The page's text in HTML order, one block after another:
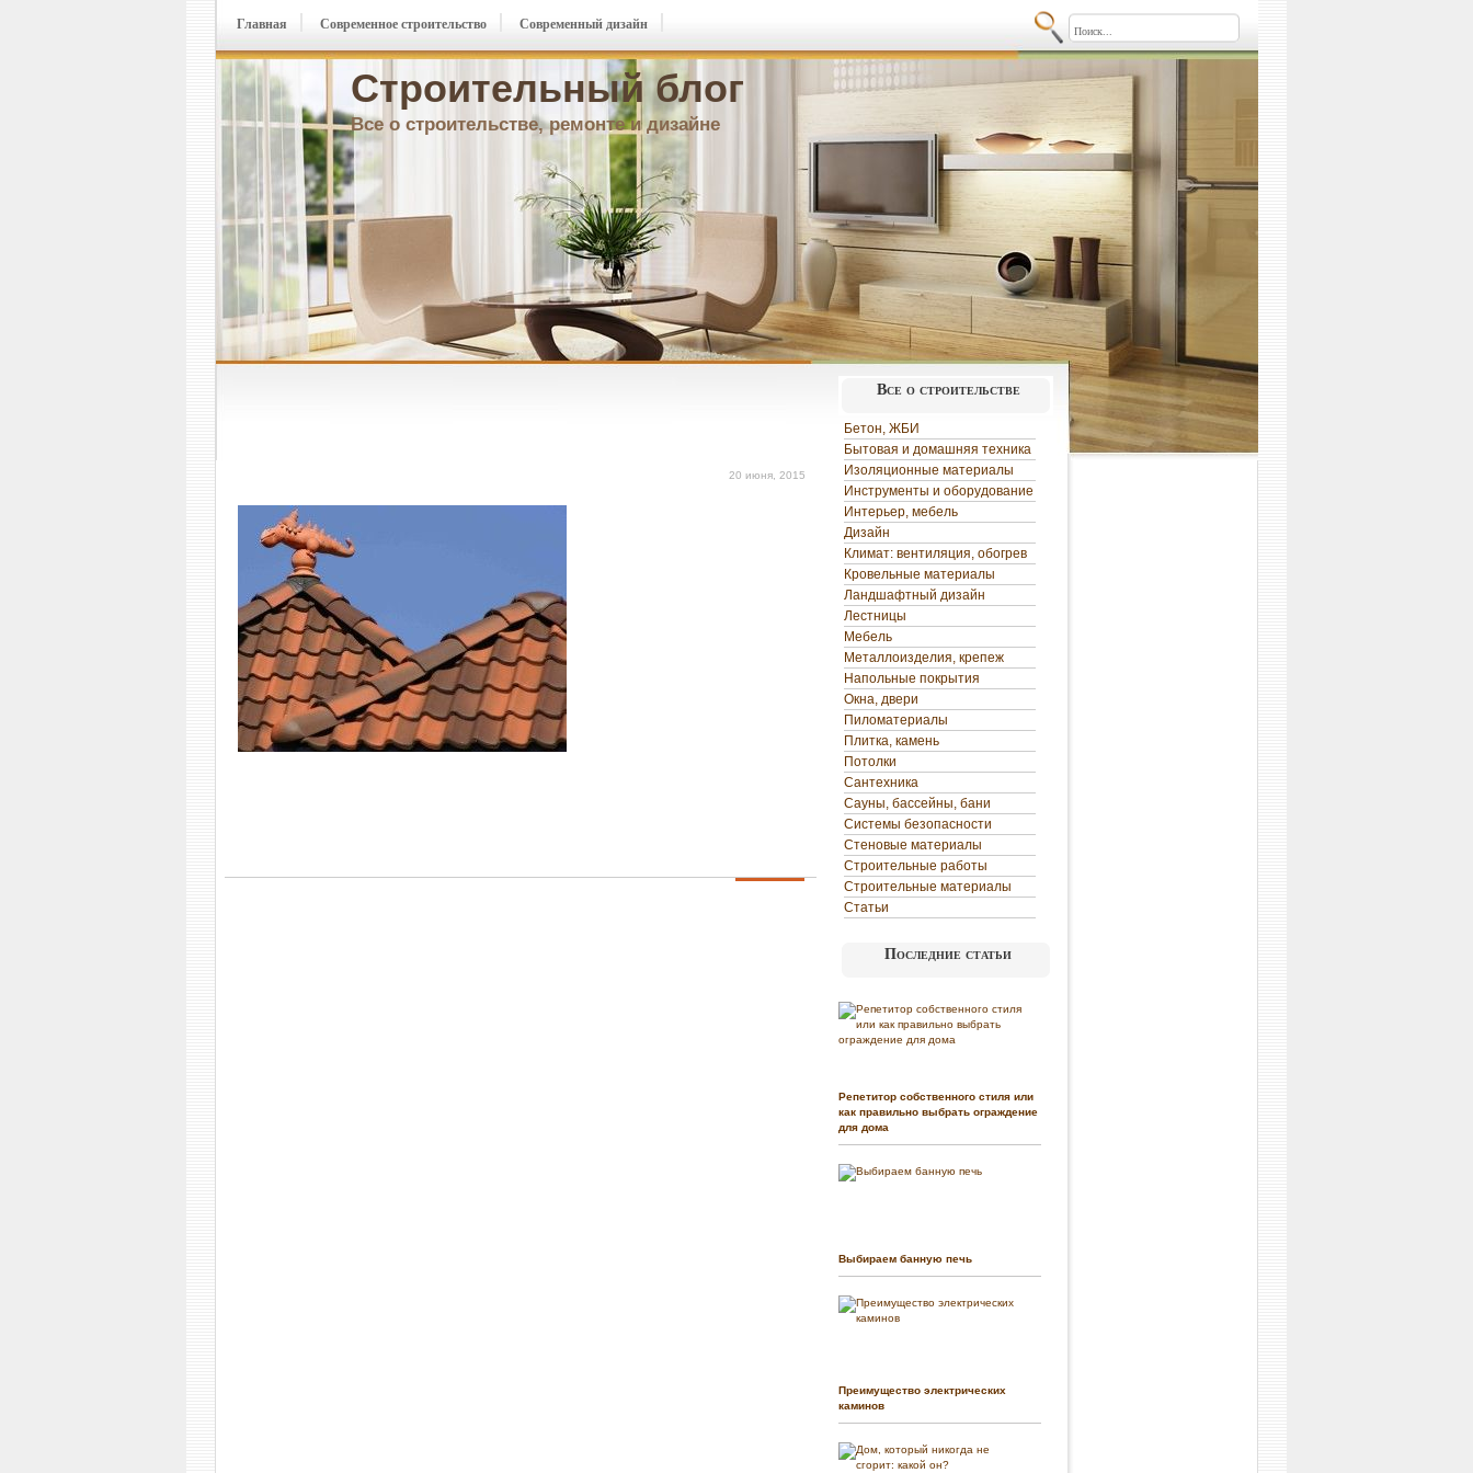
Строительный блог
Все о строительстве, ремонте и дизайне
Главная Современное строительство Современный дизайн
20 июня, 2015
Все о строительстве
Бетон, ЖБИ
Бытовая и домашняя техника
Изоляционные материалы
Инструменты и оборудование
Интерьер, мебель
Дизайн
Климат: вентиляция, обогрев
Кровельные материалы
Ландшафтный дизайн
Лестницы
Мебель
Металлоизделия, крепеж
Напольные покрытия
Окна, двери
Пиломатериалы
Плитка, камень
Потолки
Сантехника
Сауны, бассейны, бани
Системы безопасности
Стеновые материалы
Строительные работы
Строительные материалы
Статьи
Последние статьи
Репетитор собственного стиля или
как правильно выбрать ограждение
для дома
Выбираем банную печь
Преимущество электрических
каминов